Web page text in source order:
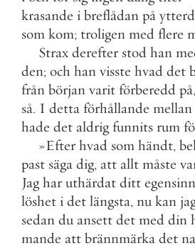
krasande i breflådan på
som kom; troligen med flere
Strax derefter stod han
den; och han visste hvad det
från början varit förberedd på,
så. I detta förhållande mellan
hade det aldrig funnits rum
»Efter hvad som händt,
past säga dig, att allt måste
Jag har uthärdat ditt
löshet i det längsta, nu kan
sedan du ansett det med din
mande att brännmärka det